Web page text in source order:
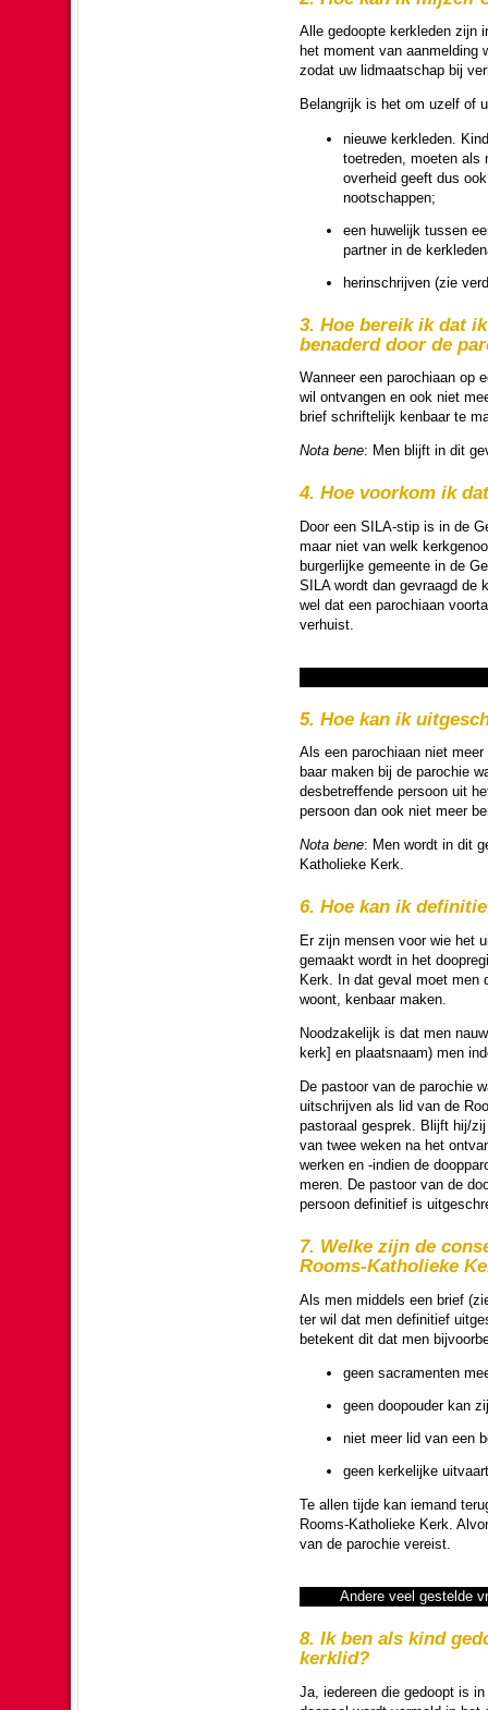
Alle gedoopte kerk­le­den zijn
het moment van aanmel­ding
zodat uw lidmaat­schap bij
Be­lang­rijk is het om uzelf of
nieuwe kerk­le­den.
toetre­den, moeten als
over­heid geeft dus
noot­schappen;
een huwe­lijk tussen
partner in de
herin­schrij­ven (zie
3. Hoe bereik ik dat
bena­derd door de
Wanneer een pa­ro­chi­aan op
wil ont­van­gen en ook niet
brief schrifte­lijk ken­baar te
Nota bene: Men blijft in dit
4. Hoe voorkom ik
Door een SILA-stip is in de
maar niet van welk
bur­ger­lijke ge­meen­te in de
SILA wordt dan gevraagd de
wel dat een pa­ro­chi­aan
verhuist.
5. Hoe kan ik
Als een pa­ro­chi­aan niet
baar maken bij de pa­ro­chie
desbe­tref­fen­de persoon uit
persoon dan ook niet meer
Nota bene: Men wordt in dit
Katho­lieke Kerk.
6. Hoe kan ik
Er zijn mensen voor wie het
gemaakt wordt in het
Kerk. In dat geval moet men
woont, ken­baar maken.
Nood­za­ke­lijk is dat men
kerk] en plaats­naam) men
De pastoor van de pa­ro­chie
uit­schrij­ven als lid van de
pas­to­raal gesprek. Blijft hij/
van twee weken na het
werken en -indien de
meren. De pastoor van de
persoon de­fi­ni­tief is
7. Welke zijn de
Rooms-Katho­lieke
Als men middels een brief
ter wil dat men de­fi­ni­tief
betekent dit dat men
geen sacra­menten
geen doopou­der kan
niet meer lid van een
geen ker­ke­lijke
Te allen tijde kan iemand
Rooms-Katho­lieke Kerk.
van de pa­ro­chie vereist.
Andere veel gestelde
8. Ik ben als kind
kerklid?
Ja, ieder­een die gedoopt is